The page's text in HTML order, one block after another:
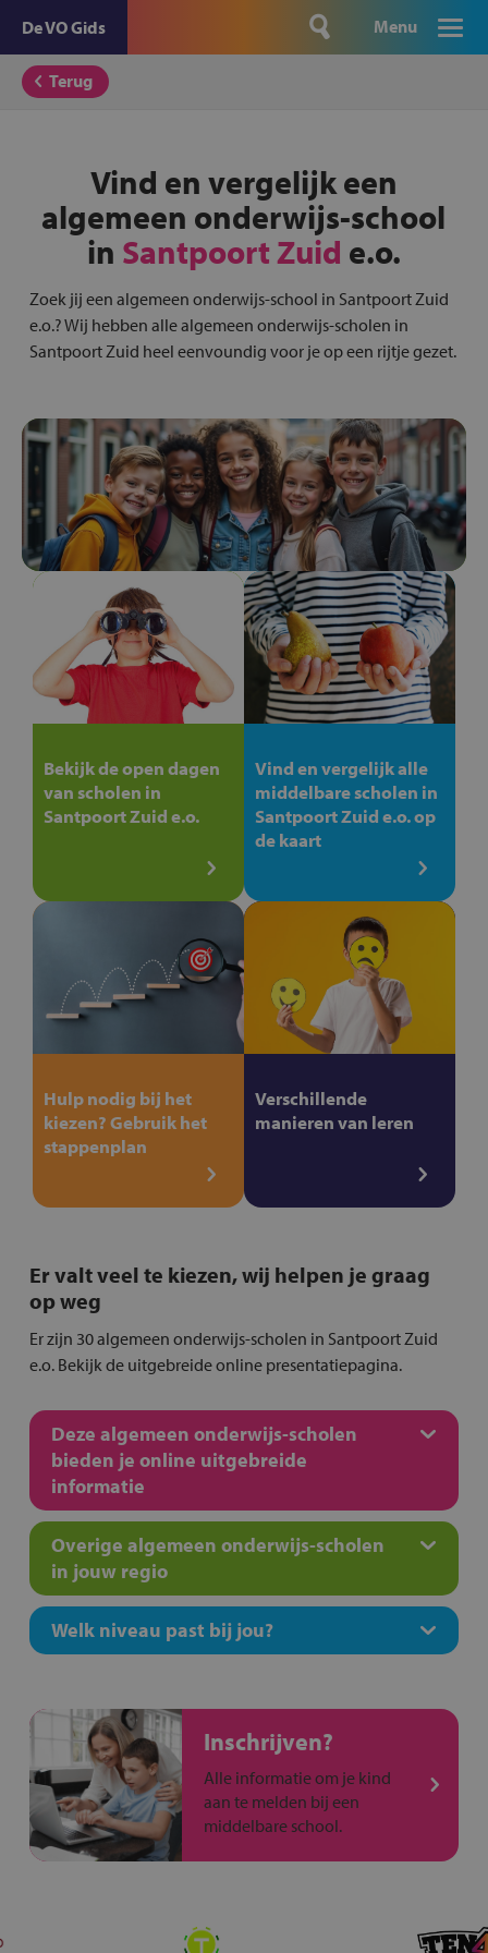
De VO Gids Menu
Terug
Vind en vergelijk een
algemeen onderwijs-school
in Santpoort Zuid e.o.
Zoek jij een algemeen onderwijs-school in Santpoort Zuid
e.o.? Wij hebben alle algemeen onderwijs-scholen in
Santpoort Zuid heel eenvoundig voor je op een rijtje gezet.
Bekijk de open dagen
van scholen in
Santpoort Zuid e.o.
Vind en vergelijk alle
middelbare scholen in
Santpoort Zuid e.o. op
de kaart
Hulp nodig bij het
kiezen? Gebruik het
stappenplan
Verschillende
manieren van leren
Er valt veel te kiezen, wij helpen je graag
op weg
Er zijn 30 algemeen onderwijs-scholen in Santpoort Zuid
e.o. Bekijk de uitgebreide online presentatiepagina.
Deze algemeen onderwijs-scholen
bieden je online uitgebreide
informatie
Overige algemeen onderwijs-scholen
in jouw regio
Welk niveau past bij jou?
Inschrijven?
Alle informatie om je kind
aan te melden bij een
middelbare school.